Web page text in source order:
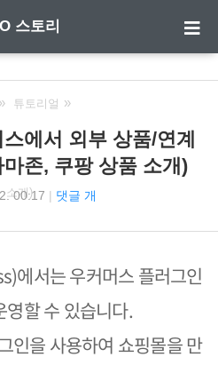
스토리
튜토리얼
/연계 상품 추가하기 (아마존, 쿠팡 상품
소개)
에서 외부 상품/연계
존, 쿠팡 상품 소개)
00:17 | 댓글 개
에서는 우커머스 플러그인
할 수 있습니다.
을 사용하여 쇼핑몰을 만